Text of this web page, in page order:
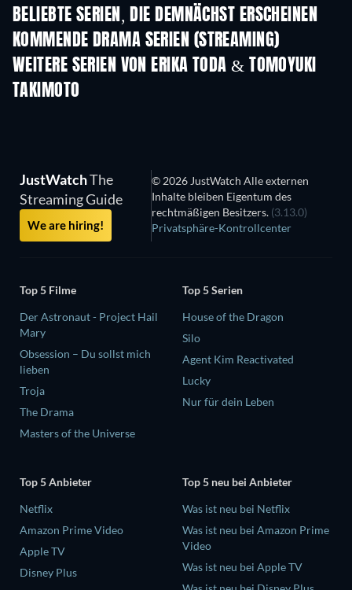
BELIEBTE SERIEN, DIE DEMNÄCHST ERSCHEINEN
Serie Serie
KOMMENDE DRAMA SERIEN (STREAMING)
Staffel 6 Staffel 2
WEITERE SERIEN VON ERIKA TODA & TOMOYUKI
TAKIMOTO
JustWatchThe
Streaming Guide
We are hiring!
© 2026 JustWatch Alle externen
Inhalte bleiben Eigentum des
rechtmäßigen Besitzers. (3.13.0)
Privatsphäre-Kontrollcenter
Top 5 Filme
Der Astronaut - Project Hail
Mary
Obsession – Du sollst mich
lieben
Troja
The Drama
Masters of the Universe
Top 5 Serien
House of the Dragon
Silo
Agent Kim Reactivated
Lucky
Nur für dein Leben
Top 5 Anbieter
Netflix
Amazon Prime Video
Apple TV
Disney Plus
Top 5 neu bei Anbieter
Was ist neu bei Netflix
Was ist neu bei Amazon Prime
Video
Was ist neu bei Apple TV